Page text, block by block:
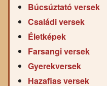
Búcsúztató versek
Családi versek
Életképek
Farsangi versek
Gyerekversek
Hazafias versek